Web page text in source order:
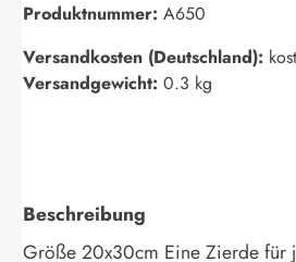
Produktnummer: A650
Versandkosten (Deutschland):
Versandgewicht: 0.3 kg
Beschreibung
Größe 20x30cm Eine Zierde für